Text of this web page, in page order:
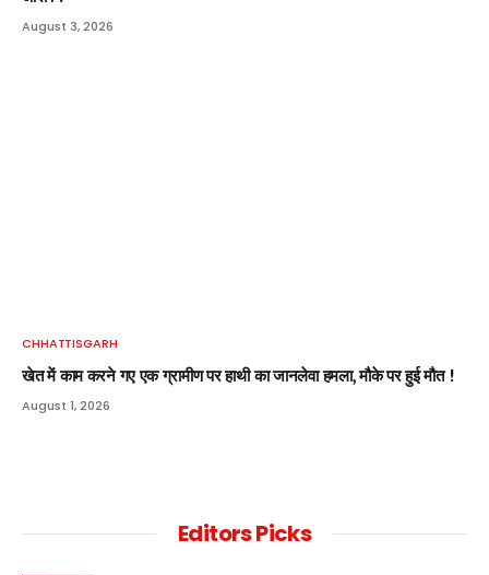
August 3, 2026
CHHATTISGARH
खेत में काम करने गए एक ग्रामीण पर हाथी का जानलेवा हमला, मौके पर हुई मौत !
August 1, 2026
Editors Picks